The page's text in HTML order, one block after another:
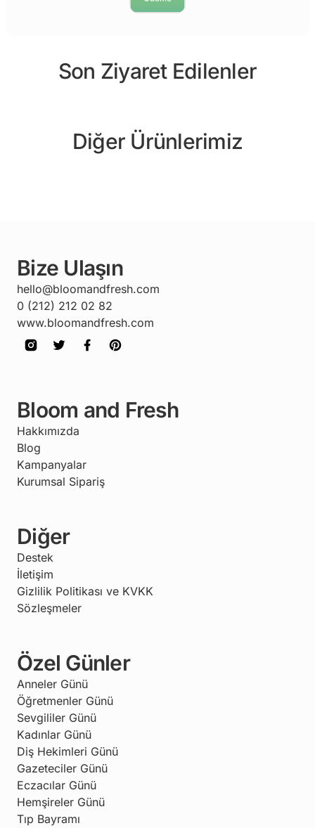
Son Ziyaret Edilenler
Diğer Ürünlerimiz
Bize Ulaşın
hello@bloomandfresh.com
0 (212) 212 02 82
www.bloomandfresh.com
Bloom and Fresh
Hakkımızda
Blog
Kampanyalar
Kurumsal Sipariş
Diğer
Destek
İletişim
Gizlilik Politikası ve KVKK
Sözleşmeler
Özel Günler
Anneler Günü
Öğretmenler Günü
Sevgililer Günü
Kadınlar Günü
Diş Hekimleri Günü
Gazeteciler Günü
Eczacılar Günü
Hemşireler Günü
Tıp Bayramı